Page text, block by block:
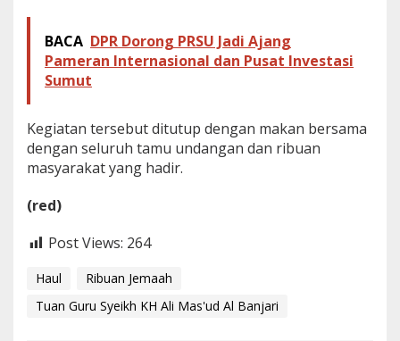
BACA DPR Dorong PRSU Jadi Ajang
Pameran Internasional dan Pusat Investasi
Sumut
Kegiatan tersebut ditutup dengan makan bersama
dengan seluruh tamu undangan dan ribuan
masyarakat yang hadir.
(red)
Post Views: 264
Haul
Ribuan Jemaah
Tuan Guru Syeikh KH Ali Mas'ud Al Banjari